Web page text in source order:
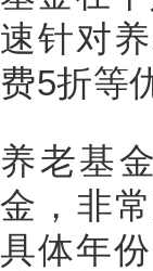
速针对
费5折等
养老基
金，非
具体年